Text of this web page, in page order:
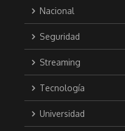
Nacional
Seguridad
Streaming
Tecnología
Universidad